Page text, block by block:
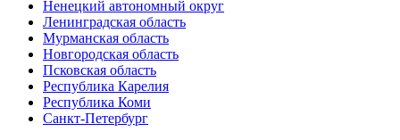
Ненецкий автономный округ
Ленинградская область
Мурманская область
Новгородская область
Псковская область
Республика Карелия
Республика Коми
Санкт-Петербург